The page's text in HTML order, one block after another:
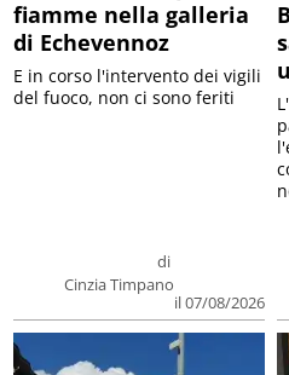
fiamme nella galleria
di Echevennoz
di
Cinzia Timpano
il 07/08/2026
E in corso l'intervento dei vigili
del fuoco, non ci sono feriti